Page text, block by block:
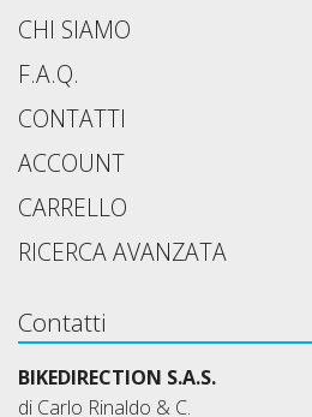
CHI SIAMO
F.A.Q.
CONTATTI
ACCOUNT
CARRELLO
RICERCA AVANZATA
Contatti
BIKEDIRECTION S.A.S.
di Carlo Rinaldo & C.